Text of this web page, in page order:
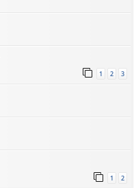
1 2 3
1 2